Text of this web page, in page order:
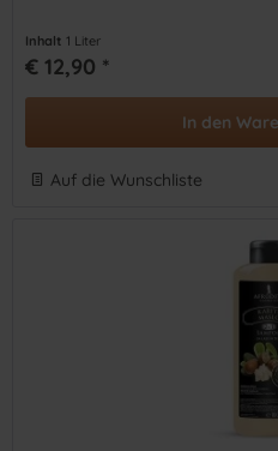
Inhalt 1 Liter
€ 12,90 *
In den
Auf die Wunschliste